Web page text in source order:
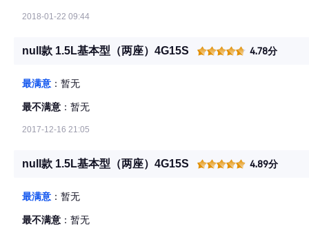
2018-01-22 09:44
null款 1.5L基本型（两座）4G15S 4.78分
最满意 ：暂无
最不满意 ：暂无
2017-12-16 21:05
null款 1.5L基本型（两座）4G15S 4.89分
最满意 ：暂无
最不满意 ：暂无